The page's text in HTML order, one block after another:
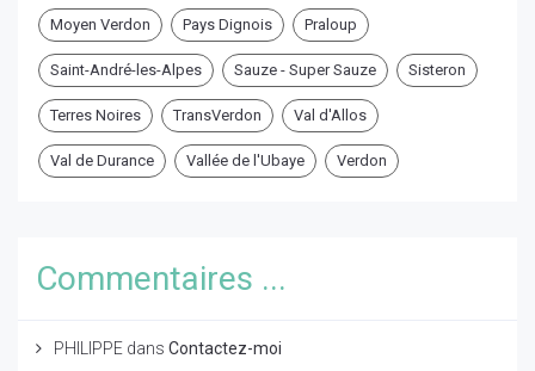
Moyen Verdon Pays Dignois Praloup
Saint-André-les-Alpes Sauze - Super Sauze Sisteron
Terres Noires TransVerdon Val d'Allos
Val de Durance Vallée de l'Ubaye Verdon
Commentaires ...
PHILIPPE dans Contactez-moi